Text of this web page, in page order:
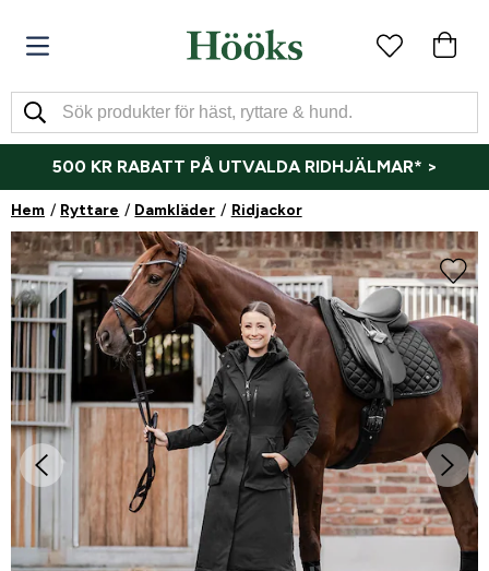
500 KR RABATT PÅ UTVALDA RIDHJÄLMAR* >
Hem Ryttare Damkläder Ridjackor